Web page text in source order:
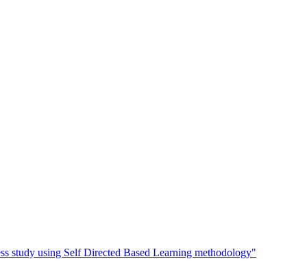
study using Self Directed Based Learning methodology"